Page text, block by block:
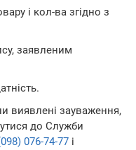
і кол-ва згідно з
заявленим
виявлені зауваження,
до Служби
076-74-77 і